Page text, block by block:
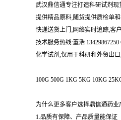
武汉鼎信通专注打造科研试剂现
提供精品原料,随货提供质检单
快递送货上门,网络实时追踪,客
技术服务热线:董浩 13429867250
化学试剂,仅用于科研和外贸出
100G 500G 1KG 5KG 10KG
为什么更多客户选择鼎信通药业
1.品质有保障、产品质量能保证